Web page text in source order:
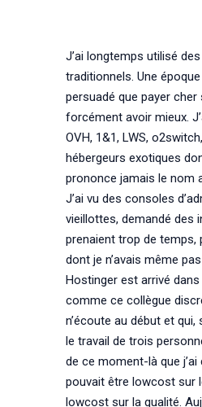
J’ai longtemps utilisé
traditionnels. Une époque
persuadé que payer cher
forcément avoir mieux.
OVH, 1&1, LWS,
hébergeurs exotiques
prononce jamais le nom
J’ai vu des consoles
vieillottes, demandé des
prenaient trop de temps,
dont je n’avais même
Hostinger est arrivé dans
comme ce collègue
n’écoute au début et qui,
le travail de trois
de ce moment-là que j’ai
pouvait être lowcost sur
lowcost sur la qualité.